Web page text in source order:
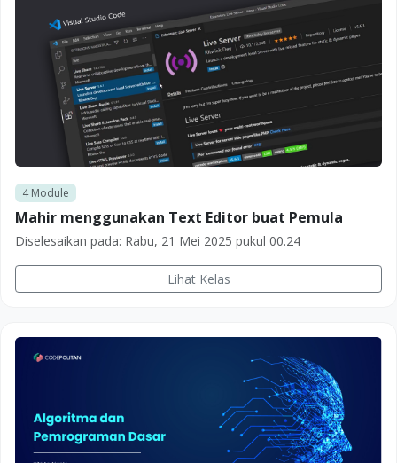
4Module
Mahir menggunakan Text Editor buat Pemula
Diselesaikan pada: Rabu, 21 Mei 2025 pukul 00.24
Lihat Kelas